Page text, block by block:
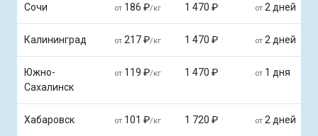
Сочи от 186 ₽/кг 1 470 ₽ от 2 дней
Калининград от 217 ₽/кг 1 470 ₽ от 2 дней
Южно-
Сахалинск
от 119 ₽/кг 1 470 ₽ от 1 дня
Хабаровск от 101 ₽/кг 1 720 ₽ от 2 дней